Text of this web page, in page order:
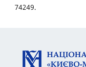
74249.